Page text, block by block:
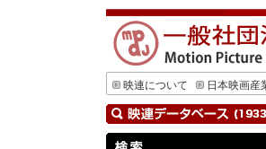
映連について 日本映画産